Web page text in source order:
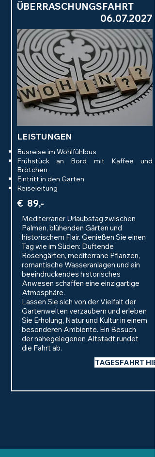
ÜBERRASCHUNGSFAHRT
06.07.2027
LEISTUNGEN
Busreise im Wohlfühlbus
Frühstück an Bord mit Kaffee und
Brötchen
Eintritt in den Garten
Reiseleitung
€ 89,-
Mediterraner Urlaubstag zwischen
Palmen, blühenden Gärten und
historischem Flair. Genießen Sie einen
Tag wie im Süden: Duftende
Rosengärten, mediterrane Pflanzen,
romantische Wasseranlagen und ein
beeindruckendes historisches
Anwesen schaffen eine einzigartige
Atmosphäre.
Lassen Sie sich von der Vielfalt der
Gartenwelten verzaubern und erleben
Sie Erholung, Natur und Kultur in einem
besonderen Ambiente. Ein Besuch
der nahegelegenen Altstadt rundet
die Fahrt ab.
TAGESFAHRT